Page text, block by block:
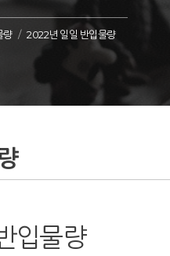
량 2022년 일일 반입물량
입물량